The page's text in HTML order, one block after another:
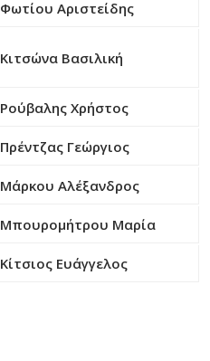
Φωτίου Αριστείδης
Κιτσώνα Βασιλική
Ρούβαλης Χρήστος
Πρέντζας Γεώργιος
Μάρκου Αλέξανδρος
Μπουρομήτρου Μαρία
Κίτσιος Ευάγγελος